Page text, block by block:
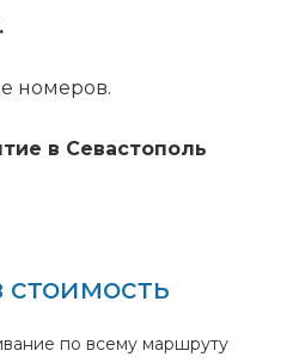
номеров.
в Севастополь
по всему маршруту